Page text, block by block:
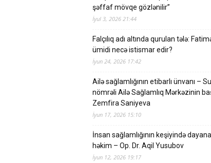
şəffaf mövqe gözlənilir”
İyul 3, 2026 21:44
Falçılıq adı altında qurulan tələ:
ümidi necə istismar edir?
İyun 24, 2026 17:42
Ailə sağlamlığının etibarlı ünvanı –
nömrəli Ailə Sağlamlıq Mərkəzinin
Zemfira Saniyeva
İyun 17, 2026 15:10
İnsan sağlamlığının keşiyində
həkim – Op. Dr. Aqil Yusubov
İyun 12, 2026 19:17